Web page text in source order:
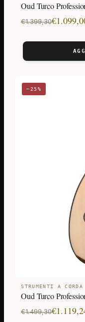
Oud Turco
€1.399,30
Il
originale
era:
€
Il
attuale
è:
−25%
STRUMENTI A CORDA
Oud Turco
€1.499,30
Il
€
Il